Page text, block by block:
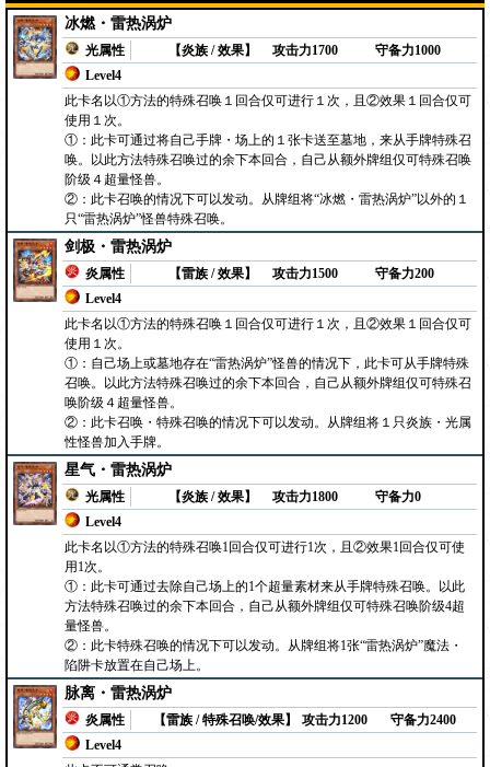
冰燃・雷热涡炉
光属性
【炎族 / 效果】
Level4
攻击力1700 守备力1000
此卡名以①方法的特殊召唤１回合仅可进行１次，且②效果１回合仅可
使用１次。
①：此卡可通过将自己手牌・场上的１张卡送至墓地，来从手牌特殊召
唤。以此方法特殊召唤过的余下本回合，自己从额外牌组仅可特殊召唤
阶级４超量怪兽。
②：此卡召唤的情况下可以发动。从牌组将“冰燃・雷热涡炉”以外的１
只“雷热涡炉”怪兽特殊召唤。
剑极・雷热涡炉
炎属性
【雷族 / 效果】
Level4
攻击力1500 守备力200
此卡名以①方法的特殊召唤１回合仅可进行１次，且②效果１回合仅可
使用１次。
①：自己场上或墓地存在“雷热涡炉”怪兽的情况下，此卡可从手牌特殊
召唤。以此方法特殊召唤过的余下本回合，自己从额外牌组仅可特殊召
唤阶级４超量怪兽。
②：此卡召唤・特殊召唤的情况下可以发动。从牌组将１只炎族・光属
性怪兽加入手牌。
星气・雷热涡炉
光属性
【炎族 / 效果】
Level4
攻击力1800 守备力0
此卡名以①方法的特殊召唤1回合仅可进行1次，且②效果1回合仅可使
用1次。
①：此卡可通过去除自己场上的1个超量素材来从手牌特殊召唤。以此
方法特殊召唤过的余下本回合，自己从额外牌组仅可特殊召唤阶级4超
量怪兽。
②：此卡特殊召唤的情况下可以发动。从牌组将1张“雷热涡炉”魔法・
陷阱卡放置在自己场上。
脉离・雷热涡炉
炎属性
【雷族 / 特殊召唤/效果】
Level4
攻击力1200 守备力2400